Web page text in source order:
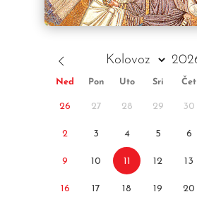
Ned Pon Uto Sri Čet
26 27 28 29 30
2 3 4 5 6
9 10 11 12 13
16 17 18 19 20